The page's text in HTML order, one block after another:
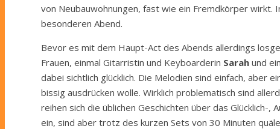
von Neubauwohnungen, fast wie ein Fremdkörper wirkt.
besonderen Abend.
Bevor es mit dem Haupt-Act des Abends allerdings
Frauen, einmal Gitarristin und Keyboarderin Sarah und
dabei sichtlich glücklich. Die Melodien sind einfach, aber
bissig ausdrücken wolle. Wirklich problematisch sind
reihen sich die üblichen Geschichten über das
ein, sind aber trotz des kurzen Sets von 30 Minuten